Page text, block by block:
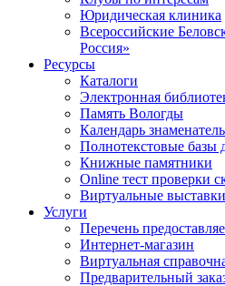
Юридическая клиника
Всероссийские
Россия»
Ресурсы
Каталоги
Электронная
Память Вологды
Календарь
Полнотекстовые базы
Книжные памятники
Online тест проверки
Виртуальные выставки
Услуги
Перечень
Интернет-магазин
Виртуальная
Предварительный